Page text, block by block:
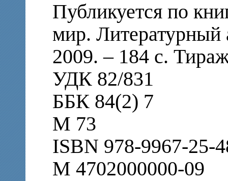
Публикуется по
мир.
2009. – 184 с.
УДК 82/831
ББК 84(2) 7
М 73
ISBN 978-9967-25-
М 4702000000-09